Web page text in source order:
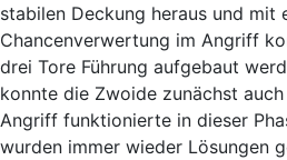
stabilen Deckung heraus und mit
Chancenverwertung im Angriff
drei Tore Führung aufgebaut
konnte die Zwoide zunächst
Angriff funktionierte in dieser
wurden immer wieder Lösungen